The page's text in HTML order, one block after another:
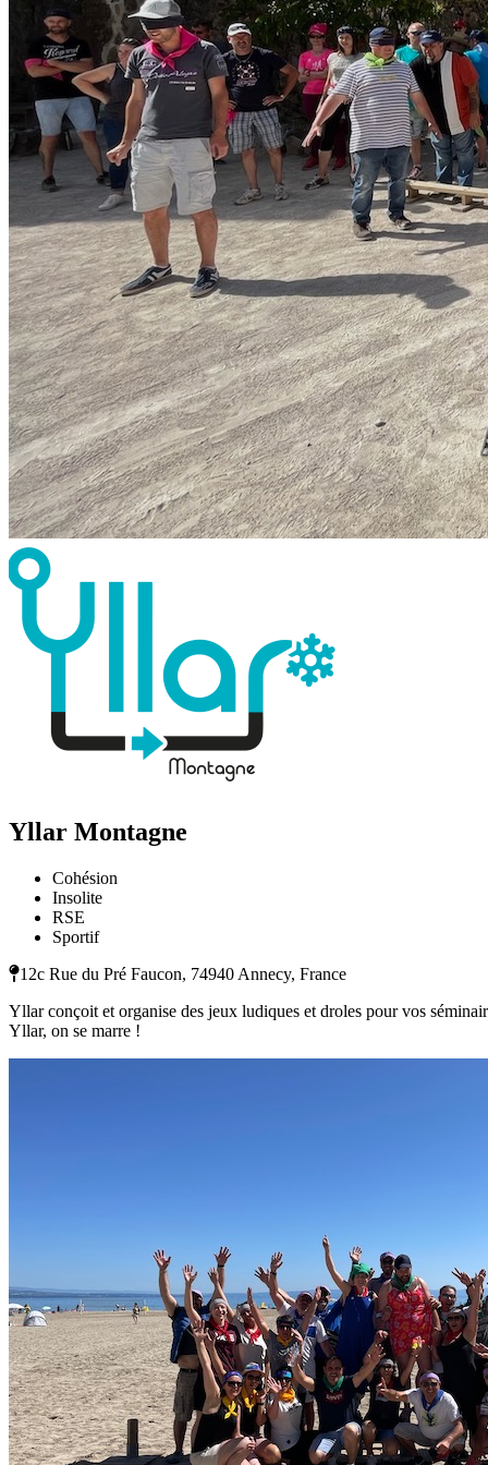
Yllar Montagne
Cohésion
Insolite
RSE
Sportif
12c Rue du Pré Faucon, 74940 Annecy, France
Yllar conçoit et organise des jeux ludiques et droles pour vos
Yllar, on se marre !